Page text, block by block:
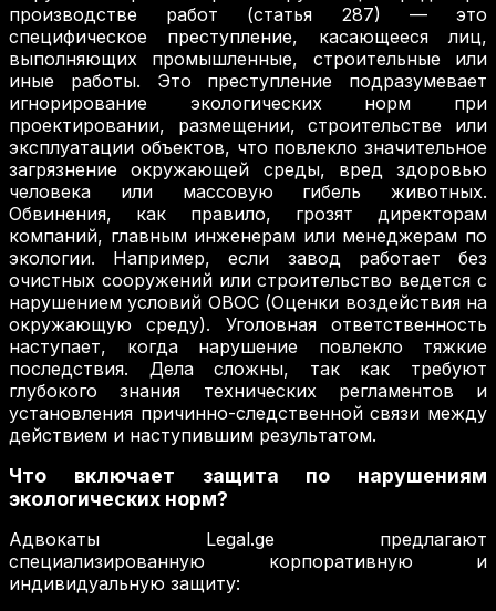
производстве работ (статья 287) — это
специфическое преступление, касающееся лиц,
выполняющих промышленные, строительные или
иные работы. Это преступление подразумевает
игнорирование экологических норм при
проектировании, размещении, строительстве или
эксплуатации объектов, что повлекло значительное
загрязнение окружающей среды, вред здоровью
человека или массовую гибель животных.
Обвинения, как правило, грозят директорам
компаний, главным инженерам или менеджерам по
экологии. Например, если завод работает без
очистных сооружений или строительство ведется с
нарушением условий ОВОС (Оценки воздействия на
окружающую среду). Уголовная ответственность
наступает, когда нарушение повлекло тяжкие
последствия. Дела сложны, так как требуют
глубокого знания технических регламентов и
установления причинно-следственной связи между
действием и наступившим результатом.
Что включает защита по нарушениям
экологических норм?
Адвокаты Legal.ge предлагают
специализированную корпоративную и
индивидуальную защиту: